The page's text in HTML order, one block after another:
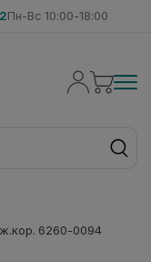
Пн-Вс 10:00-18:00
6260-0094